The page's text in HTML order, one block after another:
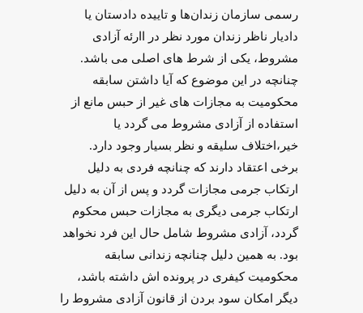
رسمی سازمان زندان‌ها و تاییده دادستان یا
دادیار ناظر زندان مورد نظر در اارئه آزادی
مشروط، یکی از شرط های اصلی می باشد.
چنانچه در این موضوع که آیا داشتن سابقه
محکومیت به مجازات ‌های غیر از حبس مانع از
استفاده از آزادی مشروط می گردد یا
خیر،اختلاف سلیقه و نظر بسیار وجود دارد.
برخی اعتقاد دارند که چنانچه فردی به دلیل
ارتکاب جرمی مجازات گردد و پس از آن به دلیل
ارتکاب جرمی دیگری به مجازات حبس محکوم
گردد، آزادی مشروط شامل حال این فرد نخواهد
بود. به همین دلیل چنانچه زندانی سابقه
محکومیت کیفری در پرونده اش داشته باشد،
دیگر امکان سود بردن از قانون آزادی مشروط را